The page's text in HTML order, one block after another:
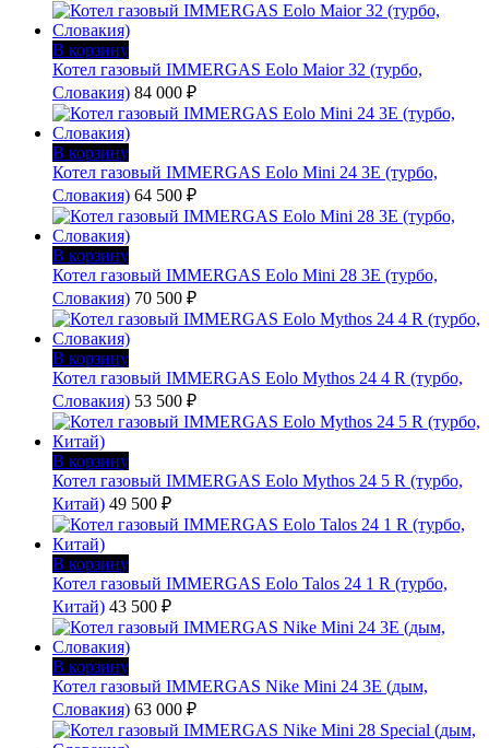
В корзину
Котел газовый IMMERGAS Eolo Maior 32 (турбо,
Словакия) 84 000 ₽
В корзину
Котел газовый IMMERGAS Eolo Mini 24 3E (турбо,
Словакия) 64 500 ₽
В корзину
Котел газовый IMMERGAS Eolo Mini 28 3E (турбо,
Словакия) 70 500 ₽
В корзину
Котел газовый IMMERGAS Eolo Mythos 24 4 R (турбо,
Словакия) 53 500 ₽
В корзину
Котел газовый IMMERGAS Eolo Mythos 24 5 R (турбо,
Китай) 49 500 ₽
В корзину
Котел газовый IMMERGAS Eolo Talos 24 1 R (турбо,
Китай) 43 500 ₽
В корзину
Котел газовый IMMERGAS Nike Mini 24 3E (дым,
Словакия) 63 000 ₽